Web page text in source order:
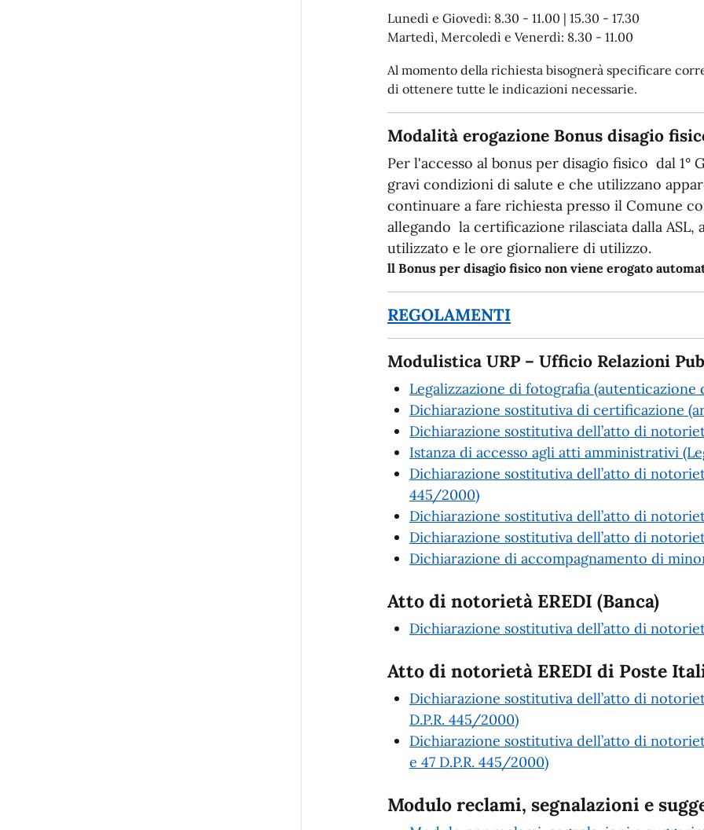
Lunedì e Giovedì: 8.30 - 11.00 | 15.30 - 17.30
Martedì, Mercoledì e Venerdì: 8.30 - 11.00
Al momento della richiesta bisognerà specificare
di ottenere tutte le indicazioni necessarie.
Modalità erogazione Bonus disagio
Per l'accesso al bonus per disagio fisico dal 1°
gravi condizioni di salute e che utilizzano
continuare a fare richiesta presso il Comune
allegando la certificazione rilasciata dalla
utilizzato e le ore giornaliere di utilizzo.
ll Bonus per disagio fisico non viene erogato
REGOLAMENTI
Modulistica URP – Ufficio Relazioni
Legalizzazione di fotografia (autenticazione
Dichiarazione sostitutiva di certificazione
Dichiarazione sostitutiva dell’atto di
Istanza di accesso agli atti amministrativi
Dichiarazione sostitutiva dell’atto di
445/2000)
Dichiarazione sostitutiva dell’atto di
Dichiarazione sostitutiva dell’atto di
Dichiarazione di accompagnamento di
Atto di notorietà EREDI (Banca)
Dichiarazione sostitutiva dell’atto di
Atto di notorietà EREDI di Poste
Dichiarazione sostitutiva dell’atto di
D.P.R. 445/2000)
Dichiarazione sostitutiva dell’atto di
e 47 D.P.R. 445/2000)
Modulo reclami, segnalazioni e